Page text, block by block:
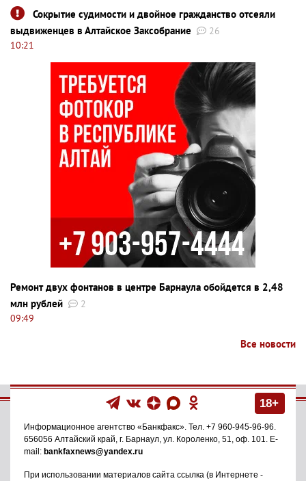
Сокрытие судимости и двойное гражданство отсеяли
выдвиженцев в Алтайское Заксобрание
26
10:21
Ремонт двух фонтанов в центре Барнаула обойдется в 2,48
млн рублей
2
09:49
Все новости
18+
Информационное агентство «Банкфакс». Тел. +7 960-945-96-96.
656056 Алтайский край, г. Барнаул, ул. Короленко, 51, оф. 101. E-
mail: bankfaxnews@yandex.ru
При использовании материалов сайта ссылка (в Интернете -